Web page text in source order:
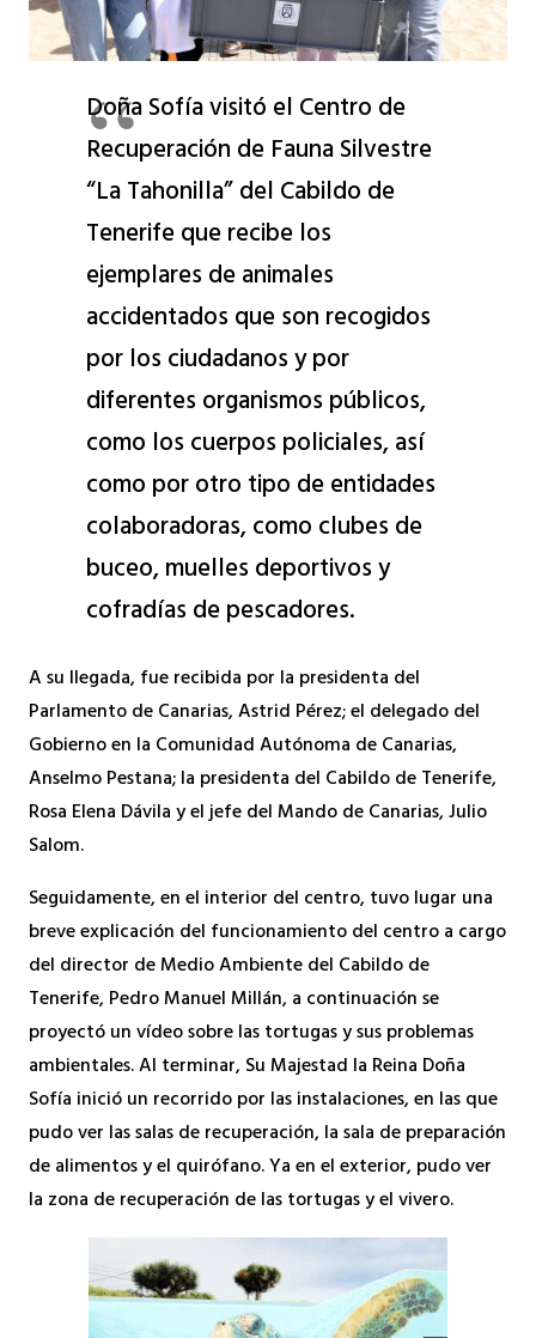
Doña Sofía visitó el Centro de
Recuperación de Fauna Silvestre
“La Tahonilla” del Cabildo de
Tenerife que recibe los
ejemplares de animales
accidentados que son recogidos
por los ciudadanos y por
diferentes organismos públicos,
como los cuerpos policiales, así
como por otro tipo de entidades
colaboradoras, como clubes de
buceo, muelles deportivos y
cofradías de pescadores.
A su llegada, fue recibida por la presidenta del
Parlamento de Canarias, Astrid Pérez; el delegado del
Gobierno en la Comunidad Autónoma de Canarias,
Anselmo Pestana; la presidenta del Cabildo de Tenerife,
Rosa Elena Dávila y el jefe del Mando de Canarias, Julio
Salom.
Seguidamente, en el interior del centro, tuvo lugar una
breve explicación del funcionamiento del centro a cargo
del director de Medio Ambiente del Cabildo de
Tenerife, Pedro Manuel Millán, a continuación se
proyectó un vídeo sobre las tortugas y sus problemas
ambientales. Al terminar, Su Majestad la Reina Doña
Sofía inició un recorrido por las instalaciones, en las que
pudo ver las salas de recuperación, la sala de preparación
de alimentos y el quirófano. Ya en el exterior, pudo ver
la zona de recuperación de las tortugas y el vivero.